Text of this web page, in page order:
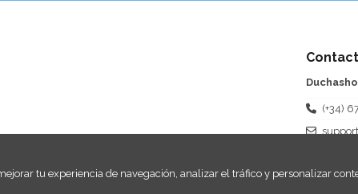
(+34)
tu experiencia de navegación, analizar el tráfico y personalizar